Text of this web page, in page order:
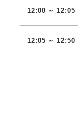
12:00 ～ 12:05
12:05 ～ 12:50